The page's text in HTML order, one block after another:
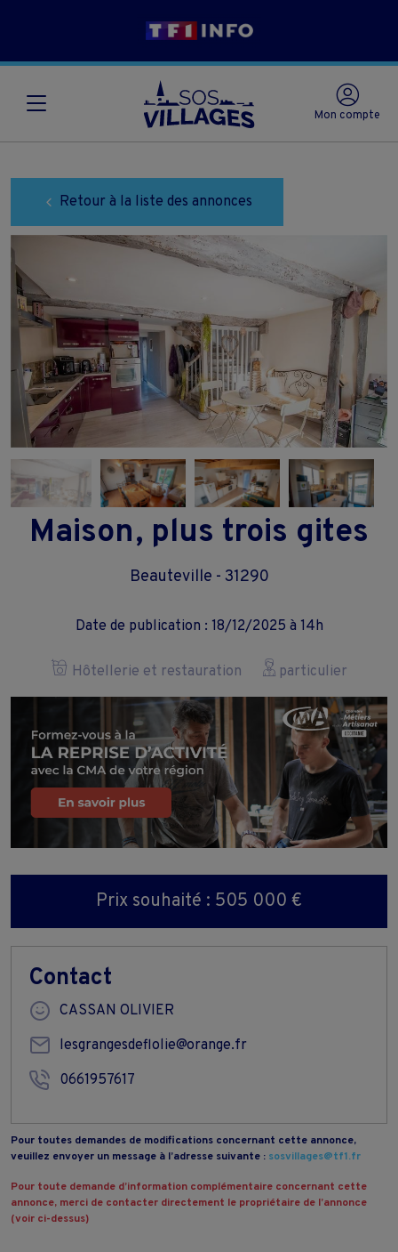
Mon compte
Retour à la liste des annonces
Maison, plus trois gites
Beauteville - 31290
Date de publication : 18/12/2025 à 14h
Hôtellerie et restauration particulier
Prix souhaité : 505 000 €
Contact
CASSAN OLIVIER
lesgrangesdeflolie@orange.fr
0661957617
Pour toutes demandes de modifications concernant cette annonce,
veuillez envoyer un message à l’adresse suivante : sosvillages@tf1.fr
Pour toute demande d’information complémentaire concernant cette
annonce, merci de contacter directement le propriétaire de l’annonce
(voir ci-dessus)